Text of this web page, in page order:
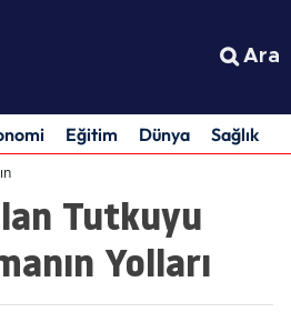
Ara
Eğitim Dünya Sağlık
Tutkuyu
Yolları